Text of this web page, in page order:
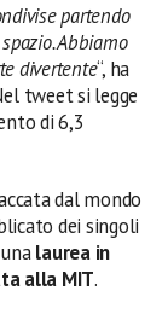
partendo
Abbiamo
divertente“, ha
tweet si legge
di 6,3
dal mondo
dei singoli
laurea in
alla MIT.